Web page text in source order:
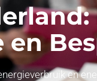
en
en